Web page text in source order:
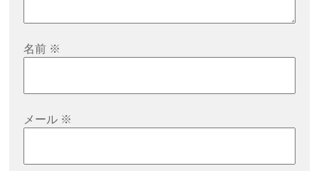
名前 ※
メール ※